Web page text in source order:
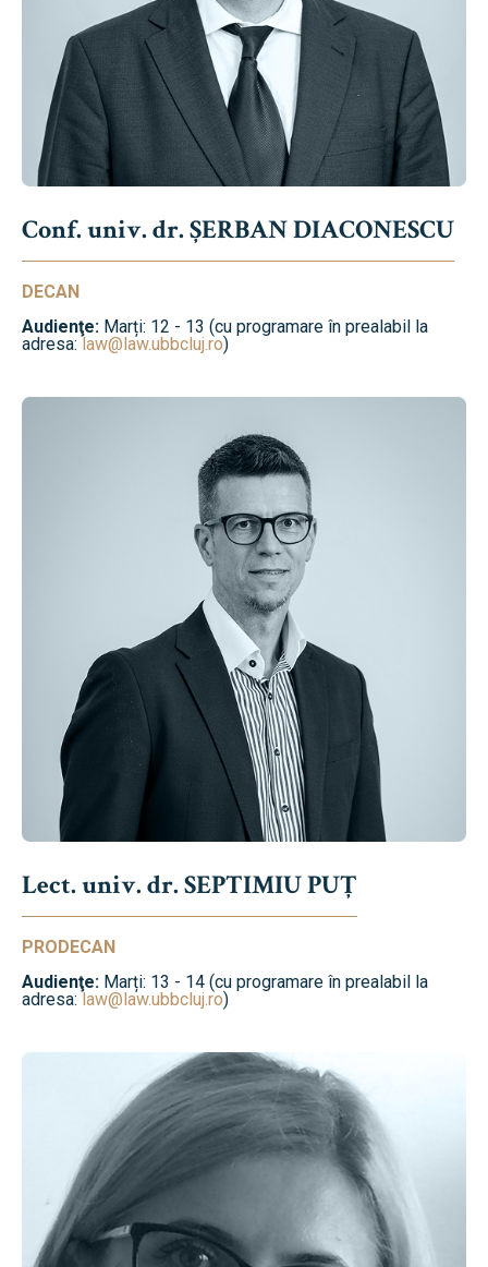
Conf. univ. dr. ȘERBAN DIACONESCU
DECAN
Audienţe: Marți: 12 - 13 (cu programare în prealabil la
adresa:law@law.ubbcluj.ro)
Lect. univ. dr. SEPTIMIU PUȚ
PRODECAN
Audienţe: Marți: 13 - 14 (cu programare în prealabil la
adresa:law@law.ubbcluj.ro)